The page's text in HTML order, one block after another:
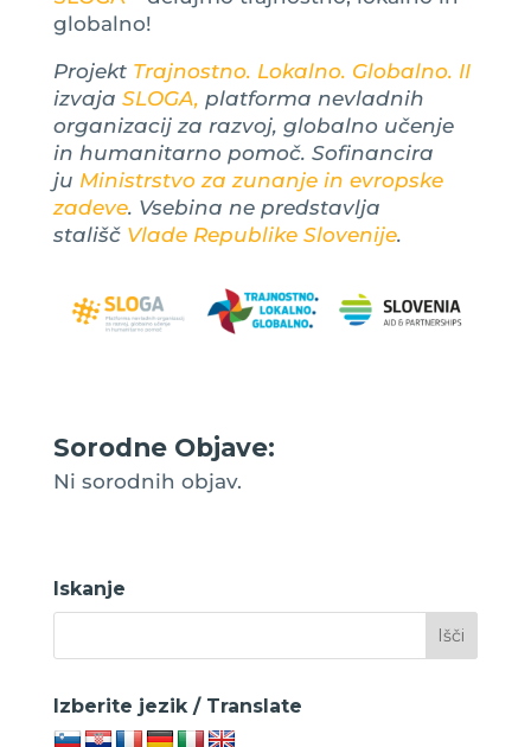
globalno!
Projekt Trajnostno. Lokalno. Globalno. II
izvaja SLOGA, platforma nevladnih
organizacij za razvoj, globalno učenje
in humanitarno pomoč. Sofinancira
ju Ministrstvo za zunanje in evropske
zadeve. Vsebina ne predstavlja
stališč Vlade Republike Slovenije.
Sorodne Objave:
Ni sorodnih objav.
Iskanje
Izberite jezik / Translate